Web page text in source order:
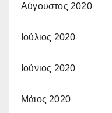
Αύγουστος 2020
Ιούλιος 2020
Ιούνιος 2020
Μάιος 2020